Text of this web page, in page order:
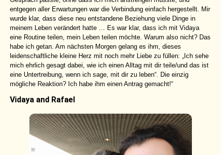
entgegen aller Erwartungen war die Verbindung einfach hergestellt. Mir
wurde klar, dass diese neu entstandene Beziehung viele Dinge in
meinem Leben verändert hatte … Es war klar, dass ich mit Vidaya
eine Routine teilen, mein Leben teilen möchte. Warum also nicht? Das
habe ich getan. Am nächsten Morgen gelang es ihm, dieses
leidenschaftliche kleine Herz mit noch mehr Liebe zu füllen: „Ich sehe
mich ehrlich gesagt dabei, wie ich einen Alltag mit dir teile/und das ist
eine Untertreibung, wenn ich sage, mit dir zu leben“. Die einzig
mögliche Reaktion? Ich habe ihm einen Antrag gemacht!“
Vidaya and Rafael